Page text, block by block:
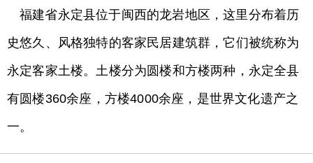
福建省永定县位于闽西的龙岩地区，这里分布着历
史悠久、风格独特的客家民居建筑群，它们被统称为
永定客家土楼。土楼分为圆楼和方楼两种，永定全县
有圆楼360余座，方楼4000余座，是世界文化遗产之
一。